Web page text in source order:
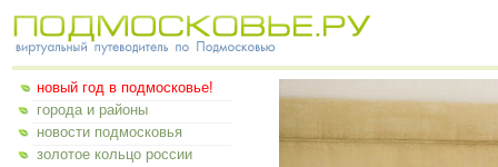
новый год в подмосковье!
города и районы
новости подмосковья
золотое кольцо россии